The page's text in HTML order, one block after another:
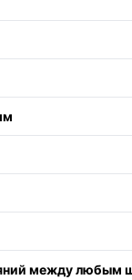
между любым